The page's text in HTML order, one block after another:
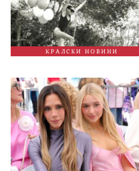
КРАЛСКИ НОВИНИ